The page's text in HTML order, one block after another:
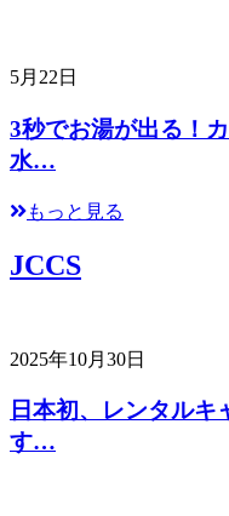
5月22日
3秒でお湯が出る！
水…
もっと見る
JCCS
2025年10月30日
日本初、レンタル
す…